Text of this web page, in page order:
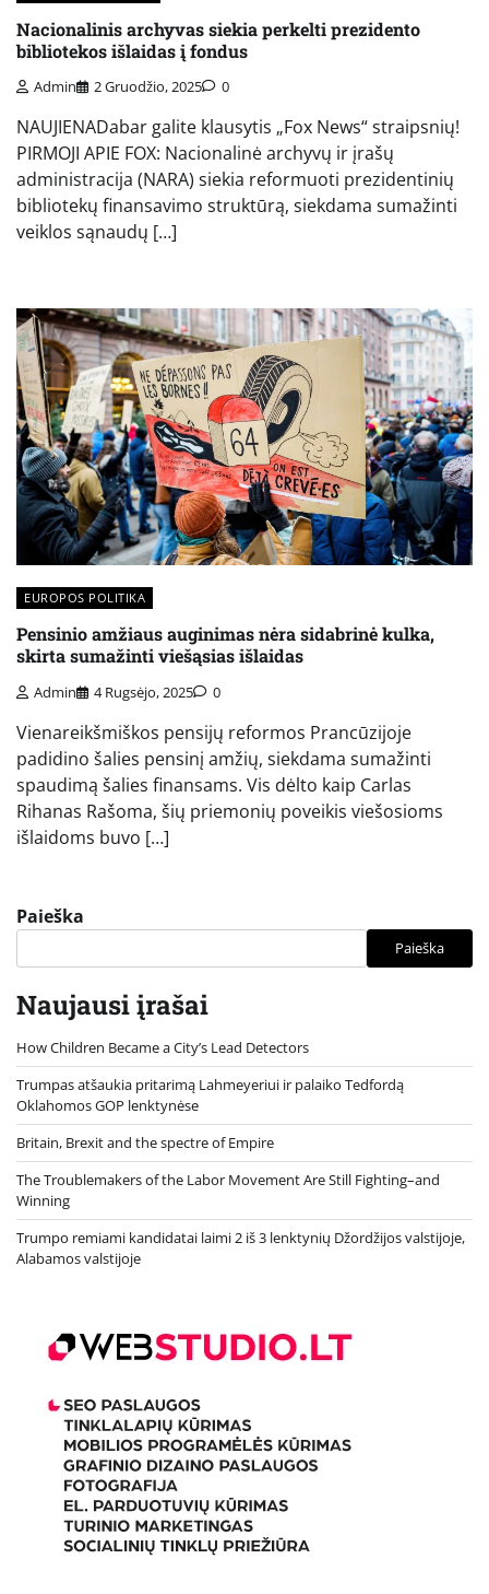
Nacionalinis archyvas siekia perkelti prezidento
bibliotekos išlaidas į fondus
Admin 2 Gruodžio, 2025 0
NAUJIENADabar galite klausytis „Fox News“ straipsnių!
PIRMOJI APIE FOX: Nacionalinė archyvų ir įrašų
administracija (NARA) siekia reformuoti prezidentinių
bibliotekų finansavimo struktūrą, siekdama sumažinti
veiklos sąnaudų […]
EUROPOS POLITIKA
Pensinio amžiaus auginimas nėra sidabrinė kulka,
skirta sumažinti viešąsias išlaidas
Admin 4 Rugsėjo, 2025 0
Vienareikšmiškos pensijų reformos Prancūzijoje
padidino šalies pensinį amžių, siekdama sumažinti
spaudimą šalies finansams. Vis dėlto kaip Carlas
Rihanas Rašoma, šių priemonių poveikis viešosioms
išlaidoms buvo […]
Paieška
Paieška
Naujausi įrašai
How Children Became a City’s Lead Detectors
Trumpas atšaukia pritarimą Lahmeyeriui ir palaiko Tedfordą
Oklahomos GOP lenktynėse
Britain, Brexit and the spectre of Empire
The Troublemakers of the Labor Movement Are Still Fighting–and
Winning
Trumpo remiami kandidatai laimi 2 iš 3 lenktynių Džordžijos valstijoje,
Alabamos valstijoje